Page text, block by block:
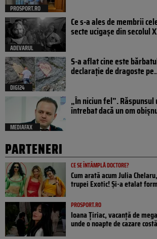
PROSPORT.RO
ADEVARUL
Ce s-a ales de membrii
secte ucigașe din secolul
DIGI24
S-a aflat cine este
declarație de dragoste
MEDIAFAX
„În niciun fel”.
întrebat dacă un om
PARTENERI
CE SE ÎNTÂMPLĂ DOCTORE?
Cum arată acum Julia
trupei Exotic! Și-a etalat
PROSPORT.RO
Ioana Țiriac, vacanță de
unde o noapte de cazare